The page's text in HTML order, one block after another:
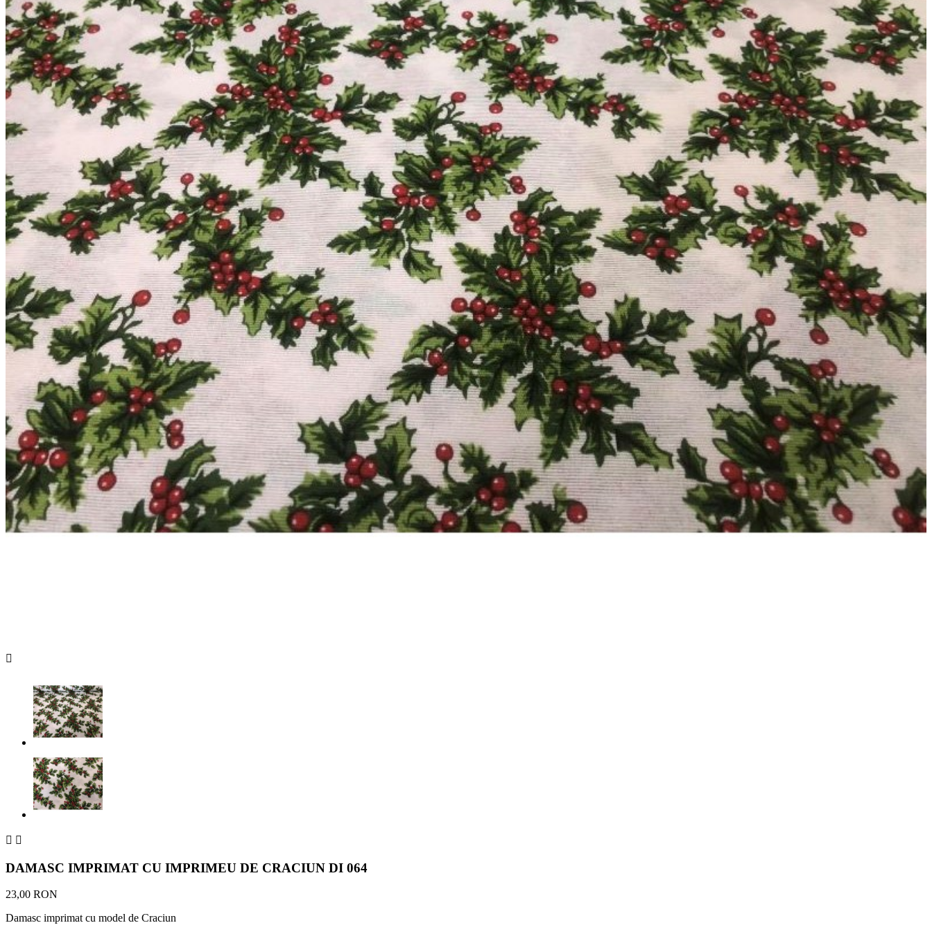

 
DAMASC IMPRIMAT CU IMPRIMEU DE CRACIUN DI 064
23,00 RON
Damasc imprimat cu model de Craciun